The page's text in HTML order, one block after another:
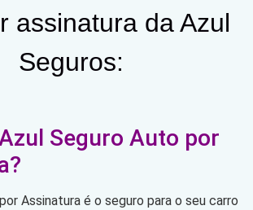
assinatura da Azul
Seguros:
Seguro Auto por
Assinatura é o seguro para o seu carro